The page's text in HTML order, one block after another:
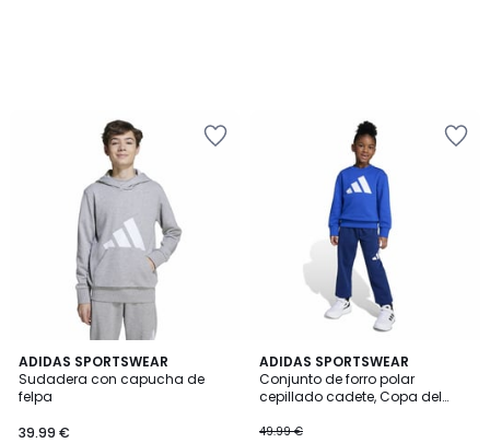
ADIDAS SPORTSWEAR
Sudadera con capucha de
felpa
39.99 €
4,9
/ 5
ADIDAS SPORTSWEAR
Conjunto de forro polar
cepillado cadete, Copa del
49.99 €
4,9
/ 5